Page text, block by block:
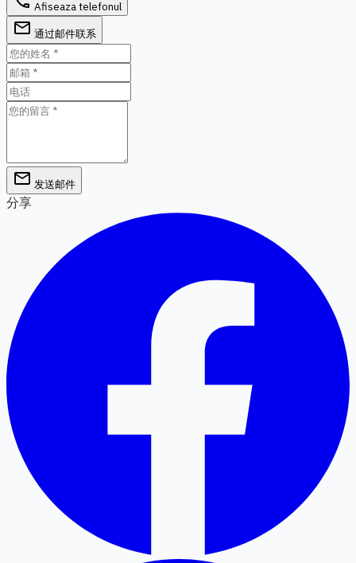
Afiseaza telefonul
email 通过邮件联系
email 发送邮件
分享